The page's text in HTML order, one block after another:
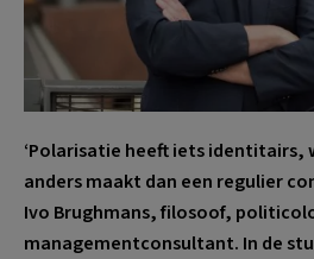
‘Polarisatie heeft iets
anders maakt dan een regulier
Ivo Brughmans, filosoof,
managementconsultant. In de